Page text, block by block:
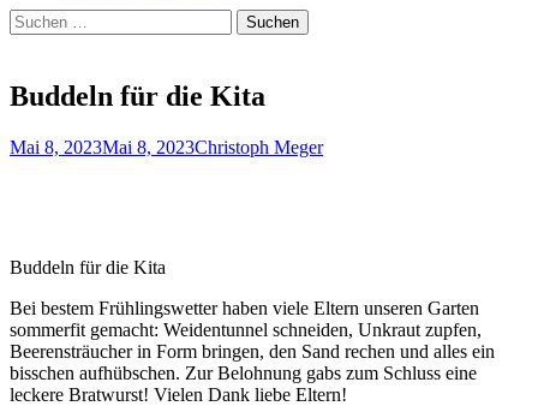
Suchen
Suchen
nach:
Buddeln für die Kita
Veröffentlicht
Mai 8, 2023Mai 8, 2023Autor
Christoph Meger
Buddeln für die Kita
Bei bestem Frühlingswetter haben viele Eltern unseren Garten
sommerfit gemacht: Weidentunnel schneiden, Unkraut zupfen,
Beerensträucher in Form bringen, den Sand rechen und alles ein
bisschen aufhübschen. Zur Belohnung gabs zum Schluss eine
leckere Bratwurst! Vielen Dank liebe Eltern!